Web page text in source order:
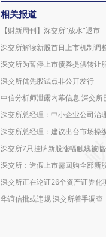
相关报道
【财新周刊】深交所“放水”退市
深交所解读新股首日上市机制调
深交所为暂停上市债券提供转让
深交所优先股试点非公开发行
中信分析师泄露内幕信息 深交所
深交所总经理：中小企业公司治
深交所总经理：建议出台市场操
深交所7只挂牌新股涨幅触线被
深交所：造假上市需回购全部新
深交所正在论证26个资产证券化
华谊信批或违规 深交所着手调查